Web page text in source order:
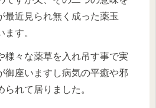
最近見られ無く成った薬玉
ます。
様々な薬草を入れ吊す事で実
御座いますし病気の平癒や邪
れて居りました。